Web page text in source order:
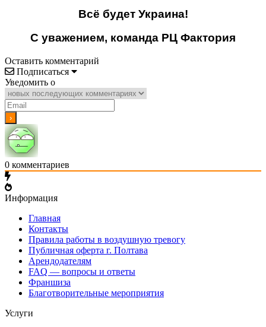
Всё будет Украина!
С уважением, команда РЦ Фактория
Оставить комментарий
Подписаться
Уведомить о
0 комментариев
Информация
Главная
Контакты
Правила работы в воздушную тревогу
Публичная оферта г. Полтава
Арендодателям
FAQ — вопросы и ответы
Франшиза
Благотворительные мероприятия
Услуги